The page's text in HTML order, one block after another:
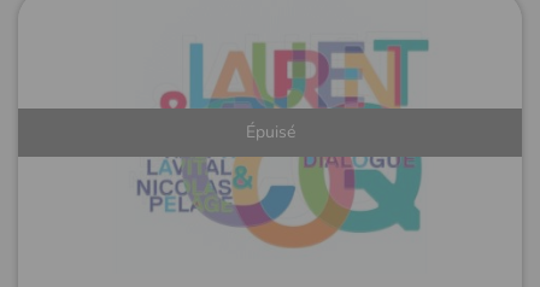
Épuisé